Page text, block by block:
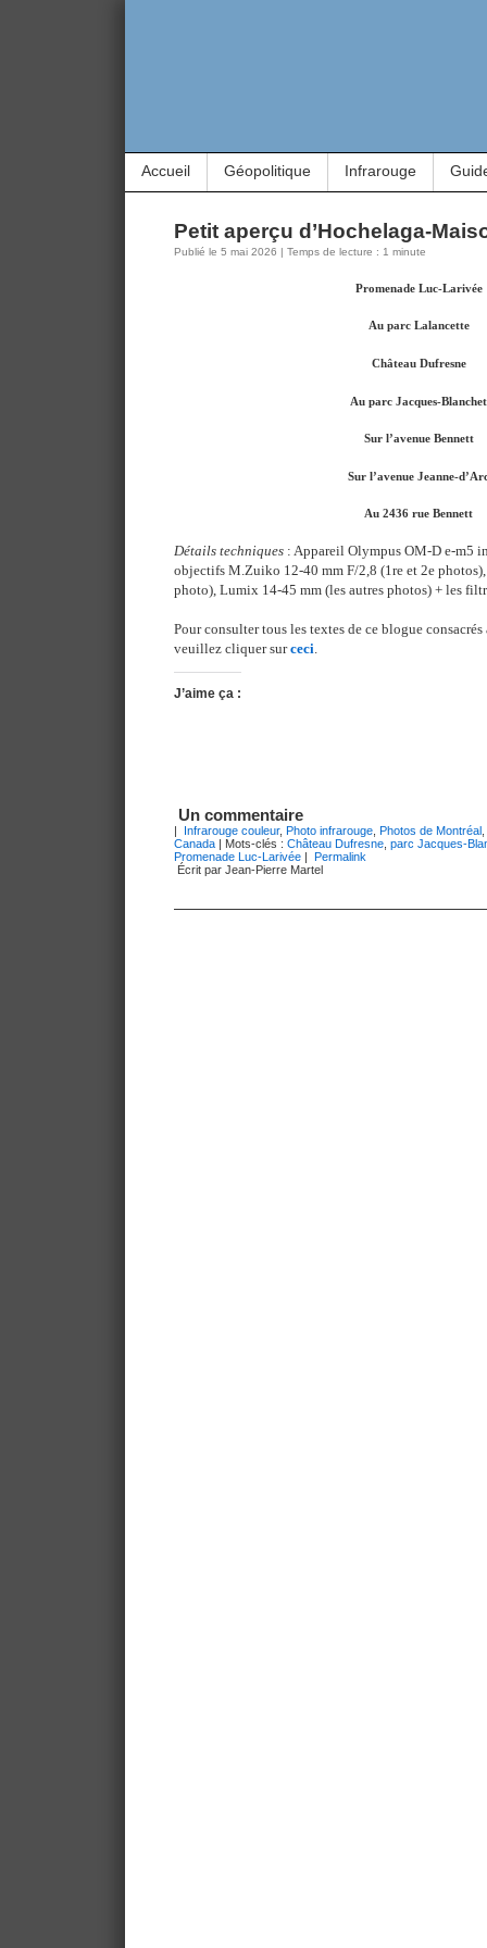
Accueil Géopolitique Infrarouge
Petit aperçu d’Hochelaga-
Publié le 5 mai 2026 | Temps de lecture : 1 minute
Promenade Luc-Larivée
Au parc Lalancette
Château Dufresne
Au parc Jacques-Blanchet
Sur l’avenue Bennett
Sur l’avenue Jeanne-
Au 2436 rue Bennett
Détails techniques : Appareil Olympus OM-D e-m5
objectifs M.Zuiko 12-40 mm F/2,8 (1re et 2e
photo), Lumix 14-45 mm (les autres photos) + les
Pour consulter tous les textes de ce blogue
veuillez cliquer surceci.
J’aime ça :
Un commentaire
| Infrarouge couleur, Photo infrarouge Photos de Montréal
Canada | Mots-clés : Château Dufresne parc Jacques-
Promenade Luc-Larivée | Permalink
Écrit par Jean-Pierre Martel